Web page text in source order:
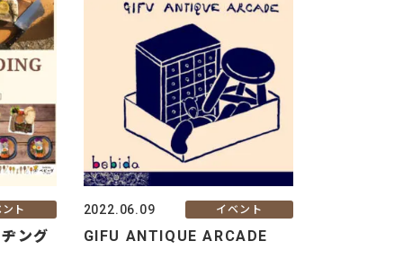
ト
ング
2022.06.09 イベント
GIFU ANTIQUE ARCADE